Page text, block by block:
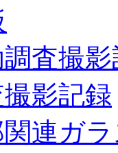
査撮
影記録
連ガ